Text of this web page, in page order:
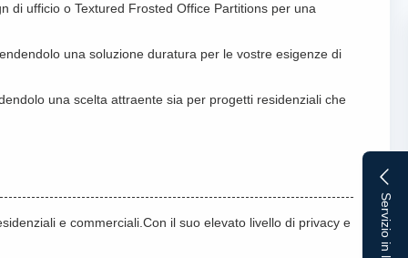
Servizio in linea
di ufficio o Textured Frosted Office Partitions per una
una soluzione duratura per le vostre esigenze di
una scelta attraente sia per progetti residenziali che
e commerciali.Con il suo elevato livello di privacy e